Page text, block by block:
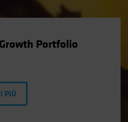
Portfolio
PIÙ